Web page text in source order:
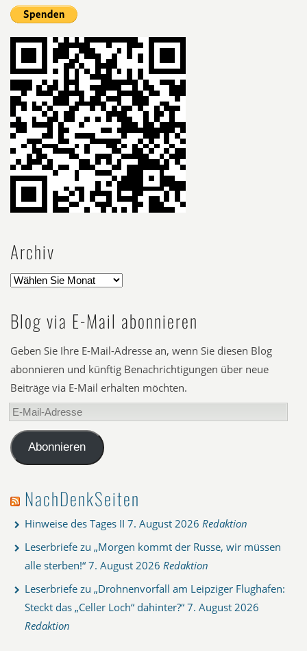
Archiv
Blog via E-Mail abonnieren
Geben Sie Ihre E-Mail-Adresse an, wenn Sie diesen Blog
abonnieren und künftig Benachrichtigungen über neue
Beiträge via E-Mail erhalten möchten.
E-
Mail-
AdresseAbonnieren
NachDenkSeiten
Hinweise des Tages II 7. August 2026 Redaktion
Leserbriefe zu „Morgen kommt der Russe, wir müssen
alle sterben!“ 7. August 2026 Redaktion
Leserbriefe zu „Drohnenvorfall am Leipziger Flughafen:
Steckt das „Celler Loch“ dahinter?“ 7. August 2026
Redaktion